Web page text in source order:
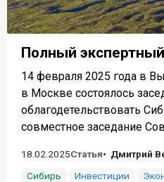
Полный
14 февраля 2025 года в
в Москве состоялось
облагодетельствовать
совместное заседание
18.02.2025Статья
Дмитрий
Сибирь
Инвестиции